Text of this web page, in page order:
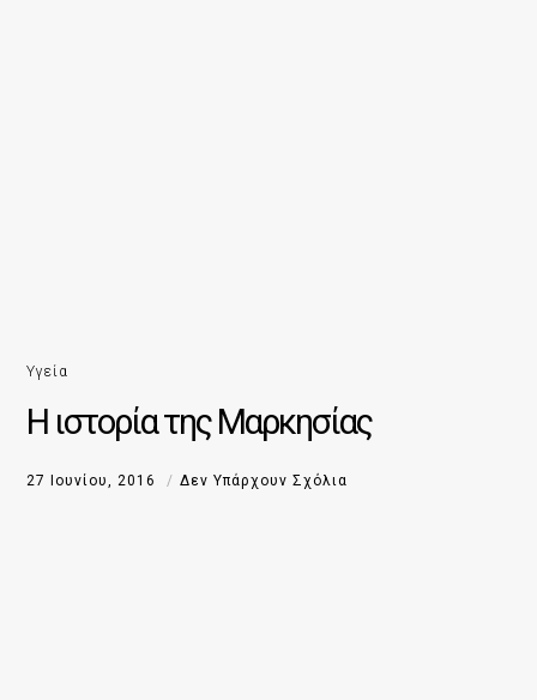
Υγεία
Η ιστορία της Μαρκησίας
27 Ιουνίου, 2016 Δεν Υπάρχουν Σχόλια